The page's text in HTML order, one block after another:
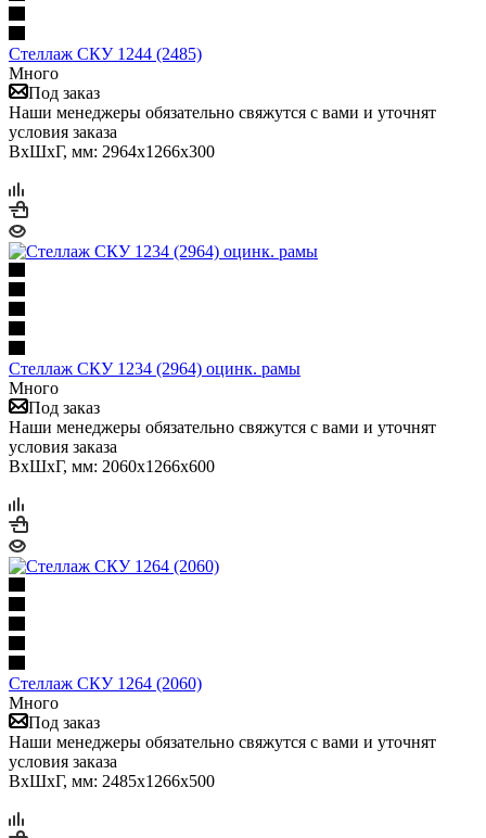
Стеллаж СКУ 1244 (2485)
Много
Под заказ
Наши менеджеры обязательно свяжутся с вами и уточнят
условия заказа
ВхШхГ, мм: 2964x1266x300
Стеллаж СКУ 1234 (2964) оцинк. рамы
Много
Под заказ
Наши менеджеры обязательно свяжутся с вами и уточнят
условия заказа
ВхШхГ, мм: 2060x1266x600
Стеллаж СКУ 1264 (2060)
Много
Под заказ
Наши менеджеры обязательно свяжутся с вами и уточнят
условия заказа
ВхШхГ, мм: 2485x1266x500